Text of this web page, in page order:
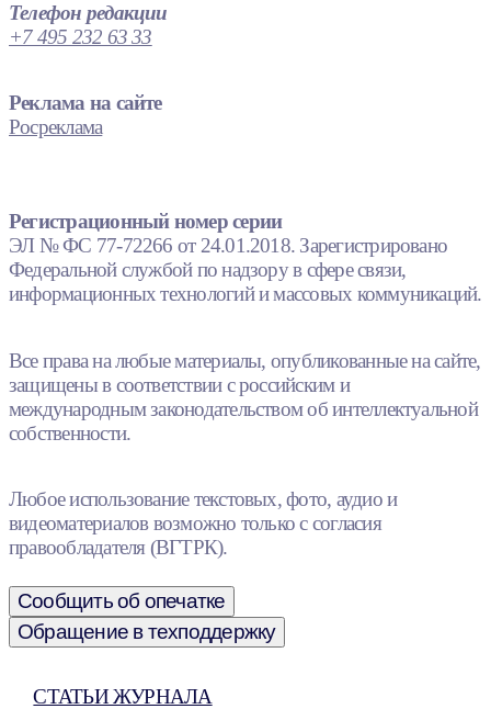
Телефон редакции
+7 495 232 63 33
Реклама на сайте
Росреклама
Регистрационный номер серии
ЭЛ № ФС 77-72266 от 24.01.2018. Зарегистрировано
Федеральной службой по надзору в сфере связи,
информационных технологий и массовых коммуникаций.
Все права на любые материалы, опубликованные на сайте,
защищены в соответствии с российским и
международным законодательством об интеллектуальной
собственности.
Любое использование текстовых, фото, аудио и
видеоматериалов возможно только с согласия
правообладателя (ВГТРК).
Сообщить об опечатке
Обращение в техподдержку
СТАТЬИ ЖУРНАЛА